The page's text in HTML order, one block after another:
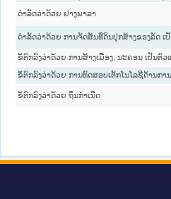
ດຳລັດວ່າດ້ວຍ ຢາງພາລາ
ດຳລັດວ່າດ້ວຍ ການຈັດສັນທີ່ດິນປຸກສ້າງຂອງລັດ
ຂໍ້ຕົກລົງວ່າດ້ວຍ ການສ້າງເມືອງ, ນະຄອນ ເປັນຕົ
ຂໍ້ຕົກລົງວ່າດ້ວຍ ການທົດສອບເຕັກໂນໂລຊີດ້ານການ
ຂໍ້ຕົກລົງວ່າດ້ວຍ ຖິ່ນກຳເນີດ